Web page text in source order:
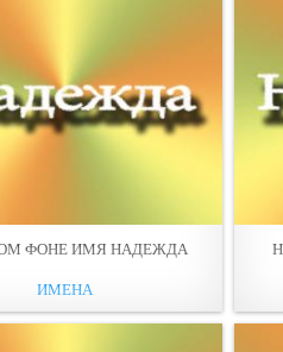
ФОНЕ ИМЯ НАДЕЖДА
ИМЕНА